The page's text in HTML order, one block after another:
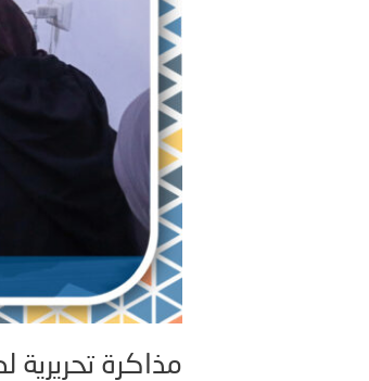
مذاكرة تحريرية
أحياء
دقيقة.